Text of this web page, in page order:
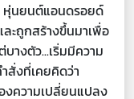
หุ่นยนต์แอนดรอยด์
ะถูกสร้างขึ้นมาเพื่อ
างตัว...เริ่มมีความ
สั่งที่เคยคิดว่า
งความเปลี่ยนแปลง